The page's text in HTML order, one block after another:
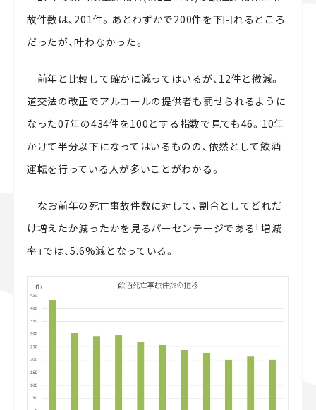
故件数は、201件。あとわずかで200件を下回れるところ
だったが、叶わなかった。
前年と比較して確かに減ってはいるが、12件と微減。
道交法の改正でアルコールの提供者も罰せられるように
なった07年の434件を100とする指数で見ても46。10年
かけて半分以下になってはいるものの、依然として飲酒
運転を行っている人が多いことがわかる。
なお前年の死亡事故件数に対して、割合としてどれだ
け増えたか減ったかを見るパーセンテージである「増減
率」では、5.6%減となっている。